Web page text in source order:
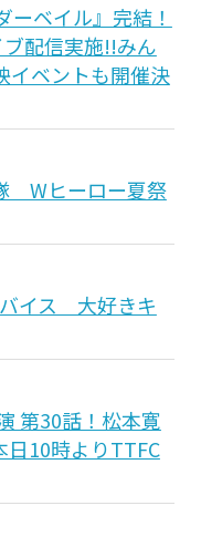
ーベイル』完結！
配信実施!!みん
イベントも開催決
Wヒーロー夏祭
イス 大好きキ
第30話！松本寛
日10時よりTTFC